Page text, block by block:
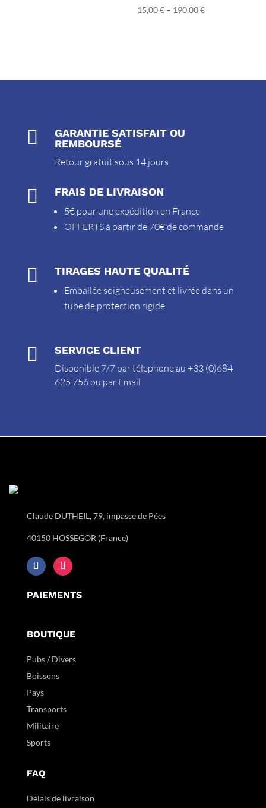
15,00€ – 190,00€

GARANTIE SATISFAIT OU
REMBOURSÉ
Retour gratuit sous 14 jours
 FRAIS DE LIVRAISON
5€ pour une expédition en France
OFFERTS à partir de 70€ de commande
 TIRAGES HAUTE QUALITÉ
Emballée soigneusement et livrée dans un
tube de protection rigide
 SERVICE CLIENT
Disponible 7/7 par télephone au +33 (0)684
625 756 ou par Email
Claude DUTHEIL, 79, impasse de Pées
40150 HOSSEGOR (France)
PAIEMENTS
BOUTIQUE
Pubs / Divers
Boissons
Pays
Transports
Militaire
Sports
FAQ
Délais de livraison